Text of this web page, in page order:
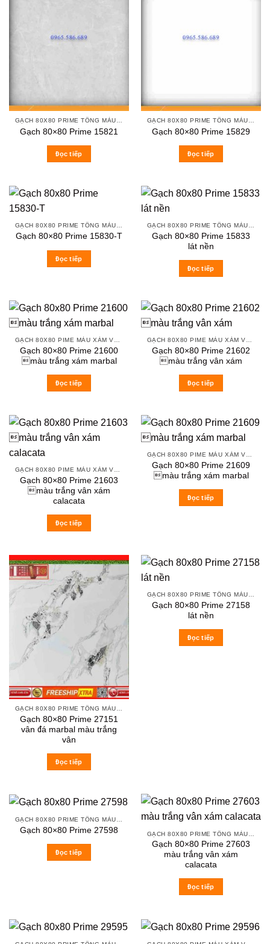
GẠCH 80X80 PRIME TÔNG MÀU TRẮNG XÁM
Gạch 80×80 Prime 15821
Đọc tiếp
GẠCH 80X80 PRIME TÔNG MÀU TRẮNG XÁM
Gạch 80×80 Prime 15829
Đọc tiếp
Gạch 80×80 Prime 15830-T
Đọc tiếp
Gạch 80×80 Prime 15833
lát nền
Đọc tiếp
GẠCH 80X80 PIME MÀU XÁM VÀ CÁC MÀU VÂN SÁNG NHẸ
Gạch 80×80 Prime 21600
màu trắng xám marbal
Đọc tiếp
GẠCH 80X80 PIME MÀU XÁM VÀ CÁC MÀU VÂN SÁNG NHẸ
Gạch 80×80 Prime 21602
màu trắng vân xám
Đọc tiếp
GẠCH 80X80 PIME MÀU XÁM VÀ CÁC MÀU VÂN SÁNG NHẸ
Gạch 80×80 Prime 21603
màu trắng vân xám
calacata
Đọc tiếp
GẠCH 80X80 PIME MÀU XÁM VÀ CÁC MÀU VÂN SÁNG NHẸ
Gạch 80×80 Prime 21609
màu trắng xám marbal
Đọc tiếp
GẠCH 80X80 PRIME TÔNG MÀU TRẮNG XÁM
Gạch 80×80 Prime 27151
vân đá marbal màu trắng
vân
Đọc tiếp
GẠCH 80X80 PRIME TÔNG MÀU TRẮNG XÁM
Gạch 80×80 Prime 27158
lát nền
Đọc tiếp
Gạch 80×80 Prime 27598
Đọc tiếp
Gạch 80×80 Prime 27603
màu trắng vân xám
calacata
Đọc tiếp